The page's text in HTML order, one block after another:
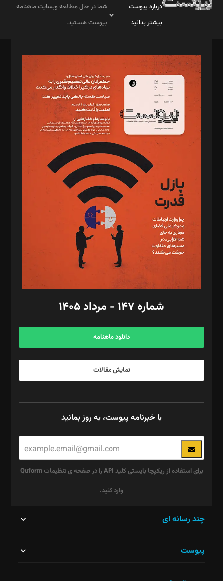
درباره پیوست
بیشتر بدانید
شما در حال مطالعه وبسایت ماهنامه
پیوست هستید.
مدیر مسئول: محمدباقر اثنی‌عشری
سردبیر: مهرک محمودی
دبیر تحریریه: میثم قاسمی
د‌بیر ناداستان: سمانه سمیع
د‌بیر خدمت و تجارت: ابوالفضل رجبی
د‌بیر حقوق فناوری: حسام‌الدین ایپکچی
د‌بیر پیوست جهان: مینا پاکدل
د‌بیر تحریریه آنلاین: بابک نقاش
تحریریه‌: مجتبی محمود‌ی، آرش برهمند، یسنا امان‌پور، سروش کرمیان،
مصطفی مسجدی آرانی، ابوالفضل رجبی، زهرا فکرانه، فائزه فتحی
رستمی،مصطفی باستان
ویرایش: نگار استاد‌‌آقا
طراح یونیفرم: مجید توکلی
فیلمبرداری و عکاسی: امیر شفیعی، مانی لطفی زاده
گرافیک و صفحه‌آرایی: سید‌سبحان‌علی ثابت
مد‌یر توسعه تجاری: کامبیز برید‌
امور مالی: شاپور رهبری، محمد‌ کاظمی‌نیا
آگهی و مشترکین: ۰۹۱۹۹۹۹۰۴۵۴
شماره ۱۴۷ - مرداد ۱۴۰۵
دانلود ماهنامه
نمایش مقالات
با خبرنامه پیوست، به روز بمانید
برای استفاده از ریکپچا بایستی کلید API را در صفحه ی تنظیمات Quform
وارد کنید.
نباید
چند رسانه ای
پیوست